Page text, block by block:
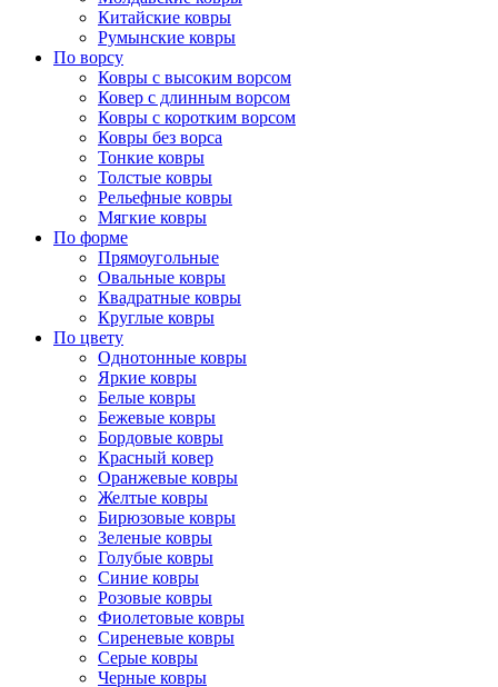
Китайские ковры
Румынские ковры
По ворсу
Ковры с высоким ворсом
Ковер с длинным ворсом
Ковры с коротким ворсом
Ковры без ворса
Тонкие ковры
Толстые ковры
Рельефные ковры
Мягкие ковры
По форме
Прямоугольные
Овальные ковры
Квадратные ковры
Круглые ковры
По цвету
Однотонные ковры
Яркие ковры
Белые ковры
Бежевые ковры
Бордовые ковры
Красный ковер
Оранжевые ковры
Желтые ковры
Бирюзовые ковры
Зеленые ковры
Голубые ковры
Синие ковры
Розовые ковры
Фиолетовые ковры
Сиреневые ковры
Серые ковры
Черные ковры